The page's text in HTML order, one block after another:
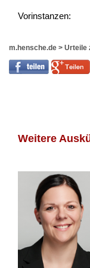
Vor­ins­tan­zen:
m.hensche.de > Urteile
Weitere